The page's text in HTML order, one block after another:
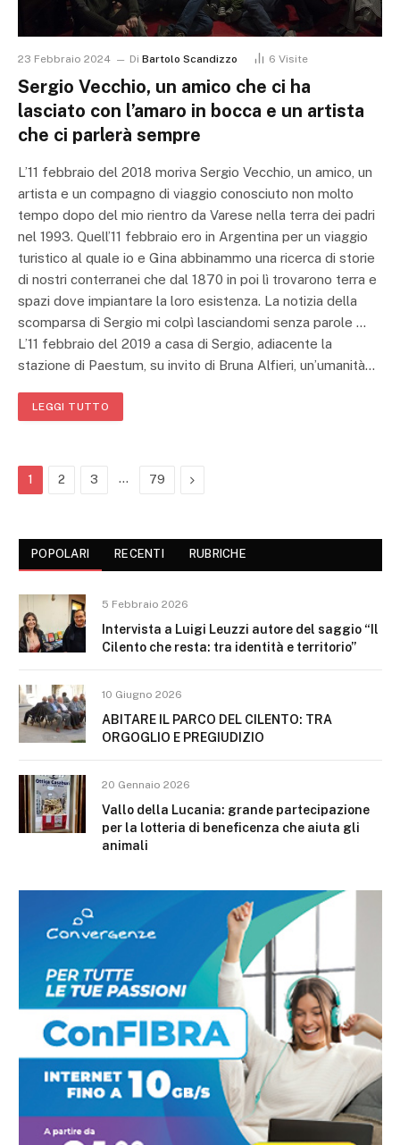
23 Febbraio 2024 Di Bartolo Scandizzo 6 Visite
Sergio Vecchio, un amico che ci ha
lasciato con l’amaro in bocca e un artista
che ci parlerà sempre
L’11 febbraio del 2018 moriva Sergio Vecchio, un amico, un
artista e un compagno di viaggio conosciuto non molto
tempo dopo del mio rientro da Varese nella terra dei padri
nel 1993. Quell’11 febbraio ero in Argentina per un viaggio
turistico al quale io e Gina abbinammo una ricerca di storie
di nostri conterranei che dal 1870 in poi lì trovarono terra e
spazi dove impiantare la loro esistenza. La notizia della
scomparsa di Sergio mi colpì lasciandomi senza parole …
L’11 febbraio del 2019 a casa di Sergio, adiacente la
stazione di Paestum, su invito di Bruna Alfieri, un’umanità…
LEGGI TUTTO
1 2 3 … 79 Next
POPOLARI RECENTI RUBRICHE
5 Febbraio 2026
Intervista a Luigi Leuzzi autore del saggio “Il
Cilento che resta: tra identità e territorio”
10 Giugno 2026
ABITARE IL PARCO DEL CILENTO: TRA
ORGOGLIO E PREGIUDIZIO
20 Gennaio 2026
Vallo della Lucania: grande partecipazione
per la lotteria di beneficenza che aiuta gli
animali